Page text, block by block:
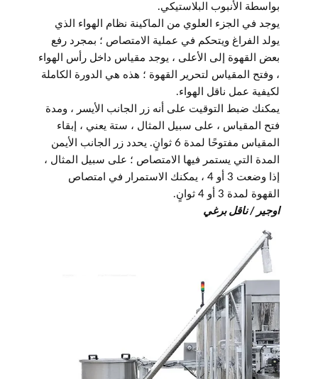
بواسطة الأنبوب البلاستيكي.
يوجد في الجزء العلوي من الماكينة نظام الهواء الذي
يولد الفراغ ويتحكم في عملية الامتصاص ؛ بمجرد رفع
بعض القهوة إلى الأعلى ، يوجد مقياس داخل رأس الهواء
، وفتح المقياس لتحرير القهوة ؛ هذه هي الدورة الكاملة
لكيفية عمل ناقل الهواء.
يمكنك ضبط التوقيت على أنه زر الجانب الأيسر ، ومدة
فتح المقياس ، على سبيل المثال ، ستة يعني ، إبقاء
المقياس مفتوحًا لمدة 6 ثوانٍ. يحدد زر الجانب الأيمن
المدة التي يستمر فيها الامتصاص ؛ على سبيل المثال ،
إذا وضعت 3 أو 4 ، يمكنك الاستمرار في امتصاص
القهوة لمدة 3 أو 4 ثوانٍ.
اوجير / ناقل برغي